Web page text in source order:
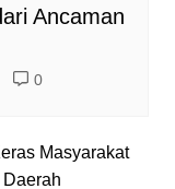
Ancaman
0